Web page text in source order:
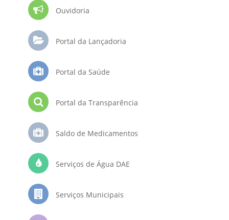
Ouvidoria
Portal da Lançadoria
Portal da Saúde
Portal da Transparência
Saldo de Medicamentos
Serviços de Água DAE
Serviços Municipais